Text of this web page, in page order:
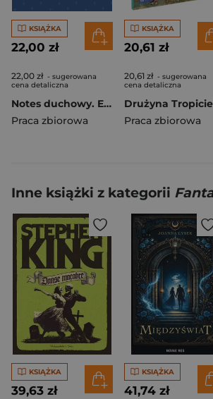
KSIĄŻKA
22,00 zł
22,00 zł - sugerowana
cena detaliczna
Notes duchowy. Ewangelia wg. Marka
Praca zbiorowa
KSIĄŻKA
20,61 zł
20,61 zł - sugerowana
cena detaliczna
Praca zbiorowa
Inne książki z kategorii
KSIĄŻKA
39,63 zł
KSIĄŻKA
41,74 zł